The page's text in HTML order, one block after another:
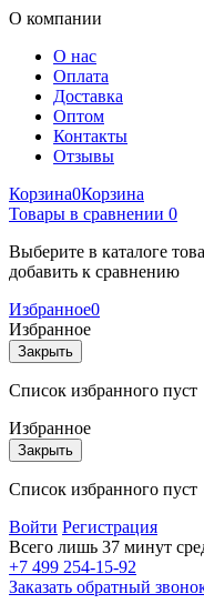
О компании
О нас
Оплата
Доставка
Оптом
Контакты
Отзывы
Корзина0Корзина
Товары в сравнении 0
Выберите в каталоге
добавить к сравнению
Избранное0
Избранное
Закрыть
Список избранного пуст
Избранное
Закрыть
Список избранного пуст
Войти Регистрация
Всего лишь 37 минут
+7 499 254-15-92
Заказать обратный